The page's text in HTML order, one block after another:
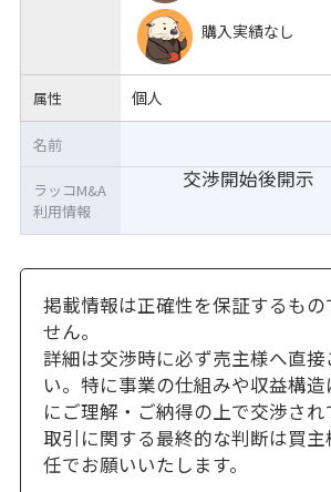
購入実績なし
属性 個人
交渉開始後開示
名前
ラッコM&A
利用情報
掲載情報は正確性を保証するもの
せん。
詳細は交渉時に必ず売主様へ直接
い。特に事業の仕組みや収益構
にご理解・ご納得の上で交渉され
取引に関する最終的な判断は買
任でお願いいたします。